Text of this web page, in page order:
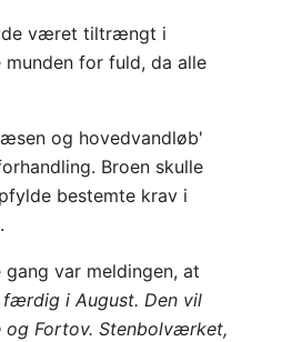
været tiltrængt i
for fuld, da alle
og hovedvandløb'
Broen skulle
bestemte krav i
var meldingen, at
færdig i August. Den vil
og Fortov. Stenbolværket,